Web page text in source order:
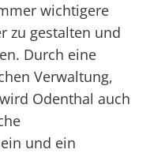
wichtigere
zu gestalten und
Durch eine
Verwaltung,
Odenthal auch
und ein